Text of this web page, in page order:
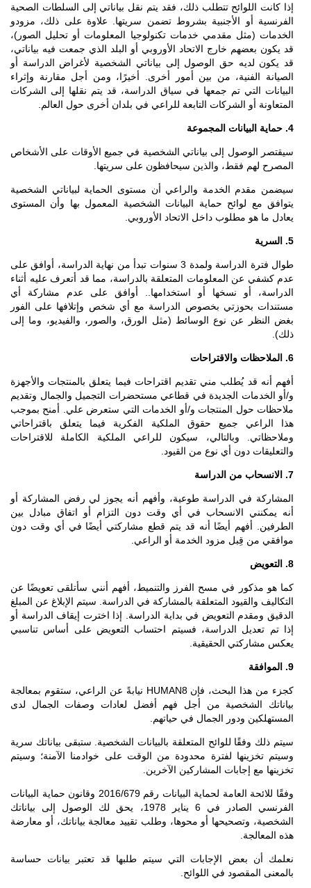
إذا كانت اللوائح تتطلب ذلك، فقد يتم نقل بياناتي إلى السلطات الصحية
الفرنسية أو الأجنبية بشروط تضمن سريتها. علاوة على ذلك، مزودو
الخدمات (مثل مقدمي خدمات تكنولوجيا المعلومات أو تحليل الصور)،
قد يكون بعضهم خارج الاتحاد الأوروبي أو البلد الذي جمعت فيه بياناتي،
قد يكون لديه حق الوصول إلى بياناتي الشخصية لأغراض الدراسة أو
الصيانة الفنية، من بين أمور أخرى. أخيرًا، ومن أجل مقارنة وإثراء
البيانات التي تم جمعها في سياق الدراسة، قد يتم نقلها إلى الشركات
المتعاونة أو الشركات التابعة للراعي في بلدان أخرى حول العالم.
4. حماية البيانات المجموعة
سيقتصر الوصول إلى بياناتي الشخصية في جميع الأوقات على الأشخاص
المصرح لهم فقط، والذين سيحافظون على سريتها.
سيضمن مقدم الخدمة والراعي أن مستوى الحماية لبياناتي الشخصية
يتوافق مع لوائح حماية البيانات الشخصية المعمول بها وأن المستوى
يعادل ما هو مطلوب داخل الاتحاد الأوروبي.
5. السرية
طوال فترة الدراسة ولمدة 3 سنوات تبدأ من نهاية الدراسة، أوافق على
عدم كشفي عن المعلومات المتعلقة بالدراسة، مما قد أتعرف عليه أثناء
الدراسة، أو نسخها أو استخدامها.. أوافق على عدم مشاركة أي
مستندات بحوزتي بخصوص الدراسة مع أي شخص وإتلافها على الفور
بغض النظر عن نوع الوسائط (مثل الورق، والصور، والفيديو، وما إلى
ذلك).
6. الملاحظات والاقتراحات
أفهم أنه قد يُطلب مني تقديم اقتراحات فيما يتعلق بالمنتجات والأجهزة
و/أو الخدمات الجديدة في قطاعي مستحضرات التجميل والجمال وتقديم
ملاحظات حول المنتجات و/أو الخدمات التي ستعرض علي. أمنح بموجب
هذا الراعي جميع حقوق الملكية الفكرية فيما يتعلق باقتراحاتي
وملاحظاتي. وبالتالي، سيكون للراعي الملكية الكاملة للاقتراحات
والتعليقات دون أي نوع من القيود.
7. الانسحاب من الدراسة
المشاركة في الدراسة طوعية، وأفهم أنه يجوز لي رفض المشاركة أو
أنه يمكنني الانسحاب في أي وقت دون التزام أو اتفاق مبادل بين
الطرفين. أفهم أيضًا أنه قد يتم قطع مشاركتي أيضًا في أي وقت دون
موافقي من قِبل مزود الخدمة أو الراعي.
8. التعويض
كما هو مذكور في مسح الفرز والتنميط، أفهم أنني سأتلقى تعويضًا عن
التكاليف والقيود المتعلقة بالمشاركة في الدراسة. سيتم الإبلاغ عن المبلغ
الدقيق ومقدم التعويض في بداية الدراسة. إذا اخترت إيقاف الدراسة أو
إذا تم تعديل الدراسة، فسيتم احتساب التعويض على أساس تناسبي
يعكس مشاركتي الحقيقية.
9. الموافقة
كجزء من هذا البحث، فإن HUMAN8 نيابةً عن الراعي، ستقوم بمعالجة
بياناتك الشخصية من أجل فهم أفضل لعادات وصفات الجمال لدى
المستهلكين ودور الجمال في حياتهم.
سيتم ذلك وفقًا للوائح المتعلقة بالبيانات الشخصية. ستبقى بياناتك سرية
وسيتم تخزينها لفترة محدودة من الوقت على خوادمنا الآمنة؛ وسيتم
تخزينها مع إجابات المشاركين الآخرين.
وفقًا للائحة العامة لحماية البيانات رقم 2016/679 وقانون حماية البيانات
الفرنسي الصادر في 6 يناير 1978، يحق لك الوصول إلى بياناتك
الشخصية، وتصحيحها أو محوها، وطلب تقييد معالجة بياناتك، أو معارضة
هذه المعالجة.
نعلمك أن بعض الإجابات التي سيتم طلبها قد تعتبر بيانات حساسة
بالمعنى المقصود في اللوائح.